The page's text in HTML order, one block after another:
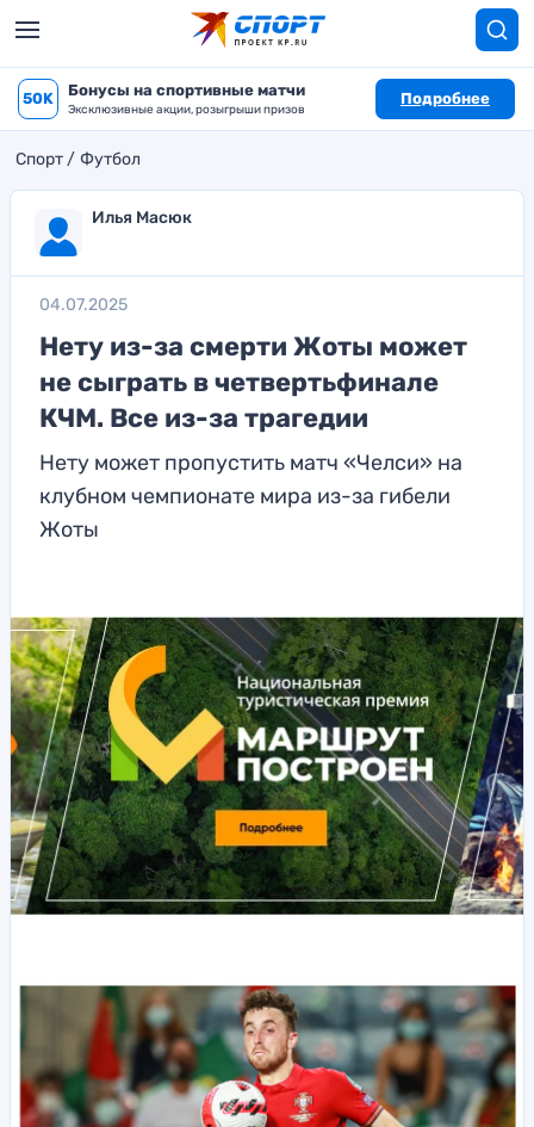
50K Бонусы на спортивные матчи
Эксклюзивные акции, розыгрыши призов
Подробнее
Спорт Футбол
Илья Масюк
04.07.2025
Нету из-за смерти Жоты может
не сыграть в четвертьфинале
КЧМ. Все из-за трагедии
Нету может пропустить матч «Челси» на
клубном чемпионате мира из-за гибели
Жоты